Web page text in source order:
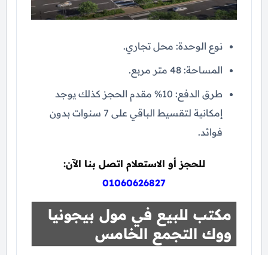
نوع الوحدة: محل تجاري.
المساحة: 48 متر مربع.
طرق الدفع: 10% مقدم الحجز كذلك يوجد
إمكانية لتقسيط الباقي على 7 سنوات بدون
فوائد.
للحجز أو الاستعلام اتصل بنا الآن:
01060626827
مكتب للبيع في مول بيجونيا
ووك التجمع الخامس